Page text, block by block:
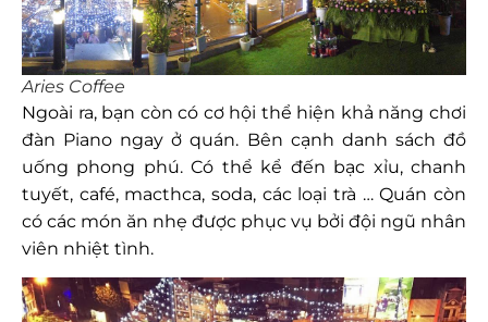
Aries Coffee
Ngoài ra, bạn còn có cơ hội thể hiện khả năng chơi
đàn Piano ngay ở quán. Bên cạnh danh sách đồ
uống phong phú. Có thể kể đến bạc xỉu, chanh
tuyết, café, macthca, soda, các loại trà … Quán còn
có các món ăn nhẹ được phục vụ bởi đội ngũ nhân
viên nhiệt tình.